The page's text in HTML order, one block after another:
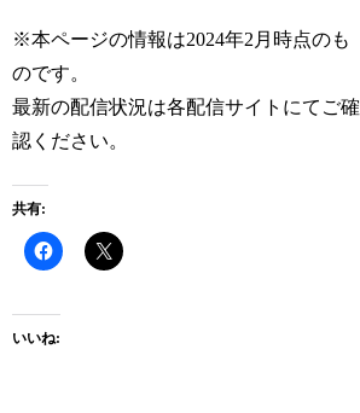
※本ページの情報は2024年2月時点のも
のです。
最新の配信状況は各配信サイトにてご確
認ください。
共有:
いいね: